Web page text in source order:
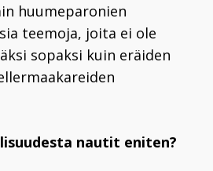
huumeparonien
teemoja, joita ei ole
sopaksi kuin eräiden
nautit eniten?